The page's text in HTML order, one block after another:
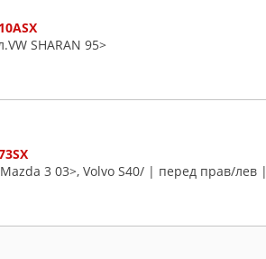
SHARAN 95>
3 03>, Volvo S40/ | перед прав/лев |